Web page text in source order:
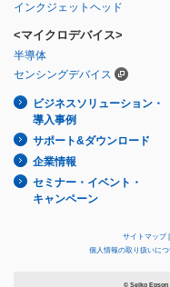
インクジェットヘッド
<マイクロデバイス>
半導体
センシングデバイス
ビジネスソリューション・
導入事例
サポート&ダウンロード
企業情報
セミナー・イベント・
キャンペーン
サイトマップ
個人情報の取り扱いに
© Seiko Epson